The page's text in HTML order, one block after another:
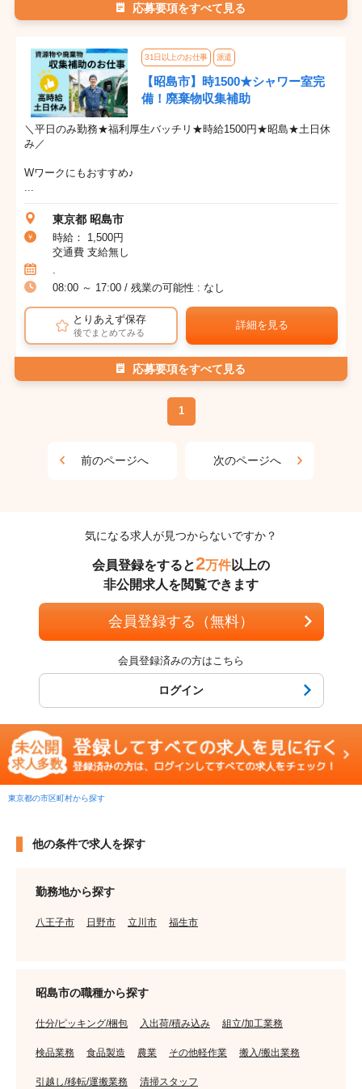
応募要項をすべて見る
31日以上のお仕事 派遣
【昭島市】時1500★シャワー室完
備！廃棄物収集補助
＼平日のみ勤務★福利厚生バッチリ★時給1500円★昭島★土日休
み／
Wワークにもおすすめ♪
東京都 昭島市
時給： 1,500円
交通費 支給無し
08:00 ～ 17:00 / 残業の可能性 : なし
とりあえず保存
後でまとめてみる
詳細を見る
応募要項をすべて見る
1
前のページへ 次のページへ
気になる求人が見つからないですか？
会員登録をすると2万件以上の
非公開求人を閲覧できます
会員登録する（無料）
会員登録済みの方はこちら
ログイン
東京都の市区町村から探す
他の条件で求人を探す
勤務地から探す
八王子市 日野市 立川市 福生市
昭島市の職種から探す
仕分/ピッキング/梱包 入出荷/積み込み 組立/加工業務
検品業務 食品製造 農業 その他軽作業 搬入/搬出業務
引越し/移転/運搬業務 清掃スタッフ